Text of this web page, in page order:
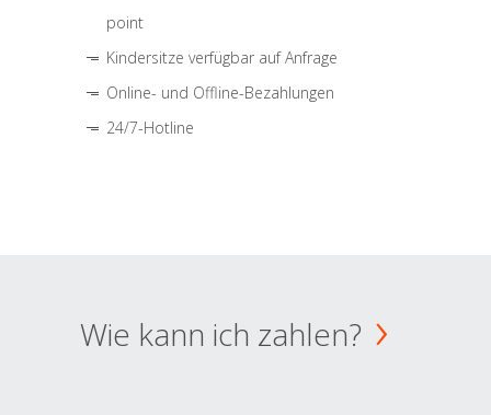
point
Kindersitze verfügbar auf Anfrage
Online- und Offline-Bezahlungen
24/7-Hotline
Wie kann ich zahlen?